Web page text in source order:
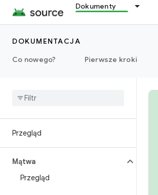
Dokumenty
DOKUMENTACJA
Co nowego?
Pierwsze kroki
Przegląd
Mątwa
Przegląd